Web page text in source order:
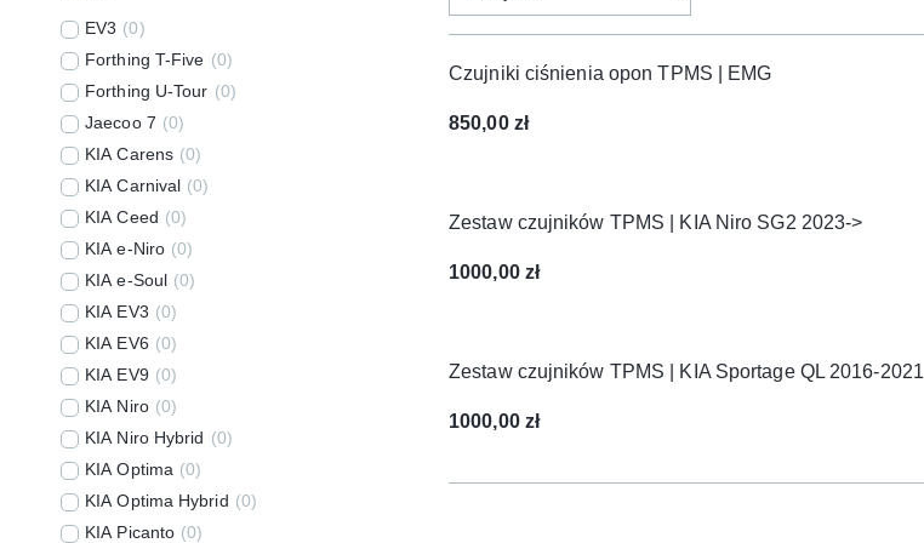
EV3 (0)
Forthing T-Five (0)
Forthing U-Tour (0)
Jaecoo 7 (0)
KIA Carens (0)
KIA Carnival (0)
KIA Ceed (0)
KIA e-Niro (0)
KIA e-Soul (0)
KIA EV3 (0)
KIA EV6 (0)
KIA EV9 (0)
KIA Niro (0)
KIA Niro Hybrid (0)
KIA Optima (0)
KIA Optima Hybrid (0)
KIA Picanto (0)
Czujniki ciśnienia opon TPMS | EMG
850,00 zł
Zestaw czujników TPMS | KIA Niro SG2 2023->
1000,00 zł
Zestaw czujników TPMS | KIA Sportage QL 2016-2021
1000,00 zł